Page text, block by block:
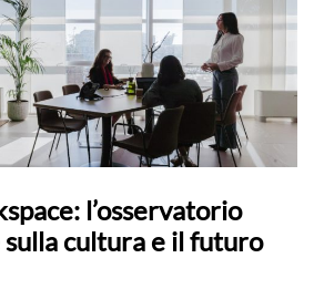
l’osservatorio
cultura e il futuro